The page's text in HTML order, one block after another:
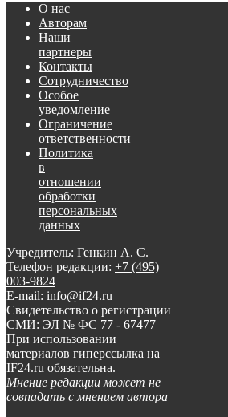
О нас
Авторам
Наши
партнеры
Контакты
Сотрудничество
Особое
уведомление
Ограничение
ответственности
Политика
в
отношении
обработки
персональных
данных
Учредитель: Генкин А. С.
Телефон редакции: +7 (495)
003-9824
E-mail: info@if24.ru
Свидетельство о регистрации
СМИ: ЭЛ № ФС 77 - 67477
При использовании
материалов гиперссылка на
IF24.ru обязательна.
Мнение редакции может не
совпадать с мнением автора